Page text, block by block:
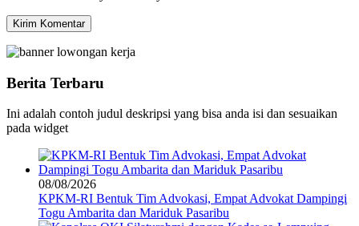
Berita Terbaru
Ini adalah contoh judul deskripsi yang bisa anda isi dan sesuaikan
pada widget
08/08/2026
KPKM-RI Bentuk Tim Advokasi, Empat Advokat Dampingi
Togu Ambarita dan Mariduk Pasaribu